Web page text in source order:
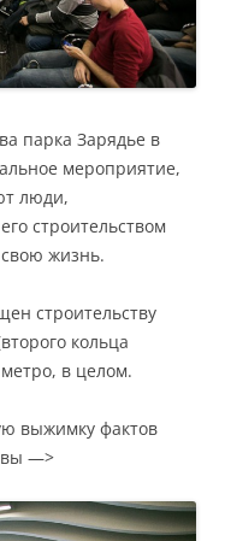
парка Зарядье в
мероприятие,
люди,
строительством
жизнь.
строительству
кольца
в целом.
выжимку фактов
—>